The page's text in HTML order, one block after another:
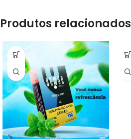
Produtos relacionados